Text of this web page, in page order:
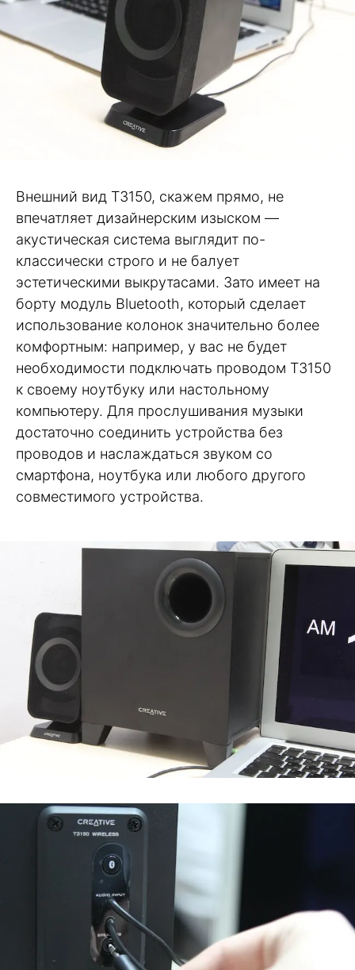
Внешний вид T3150, скажем прямо, не
впечатляет дизайнерским изыском —
акустическая система выглядит по-
классически строго и не балует
эстетическими выкрутасами. Зато имеет на
борту модуль Bluetooth, который сделает
использование колонок значительно более
комфортным: например, у вас не будет
необходимости подключать проводом T3150
к своему ноутбуку или настольному
компьютеру. Для прослушивания музыки
достаточно соединить устройства без
проводов и наслаждаться звуком со
смартфона, ноутбука или любого другого
совместимого устройства.